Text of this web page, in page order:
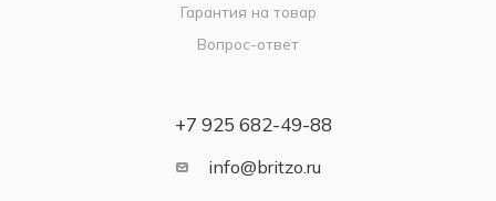
Гарантия на товар
Вопрос-ответ
+7 925 682-49-88
info@britzo.ru